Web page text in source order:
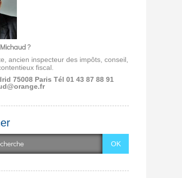
?
ancien inspecteur des impôts, conseil,
fiscal.
75008 ParisTél 01 43 87 88 91